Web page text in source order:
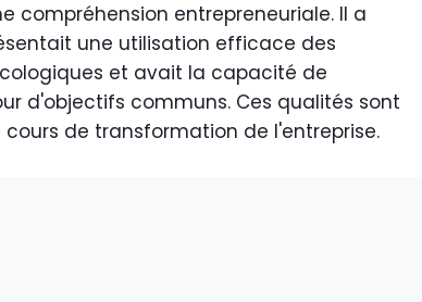
compréhension entrepreneuriale. Il a
une utilisation efficace des
et avait la capacité de
d'objectifs communs. Ces qualités sont
cours de transformation de l'entreprise.